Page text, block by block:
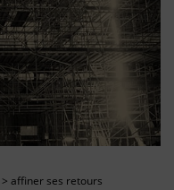
> affiner ses retours